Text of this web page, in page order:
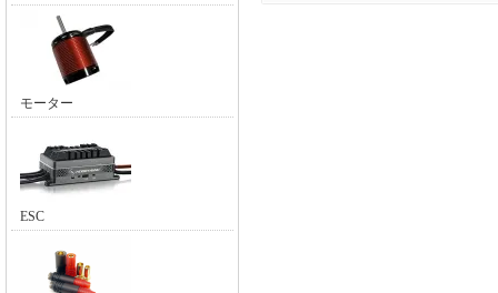
モーター
ESC